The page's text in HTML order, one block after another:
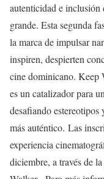
autenticidad e inclusión
grande. Esta segunda
la marca de impulsar
inspiren, despierten
cine dominicano. Keep
es un catalizador para
desafiando
más auténtico. Las
experiencia
diciembre, a través de